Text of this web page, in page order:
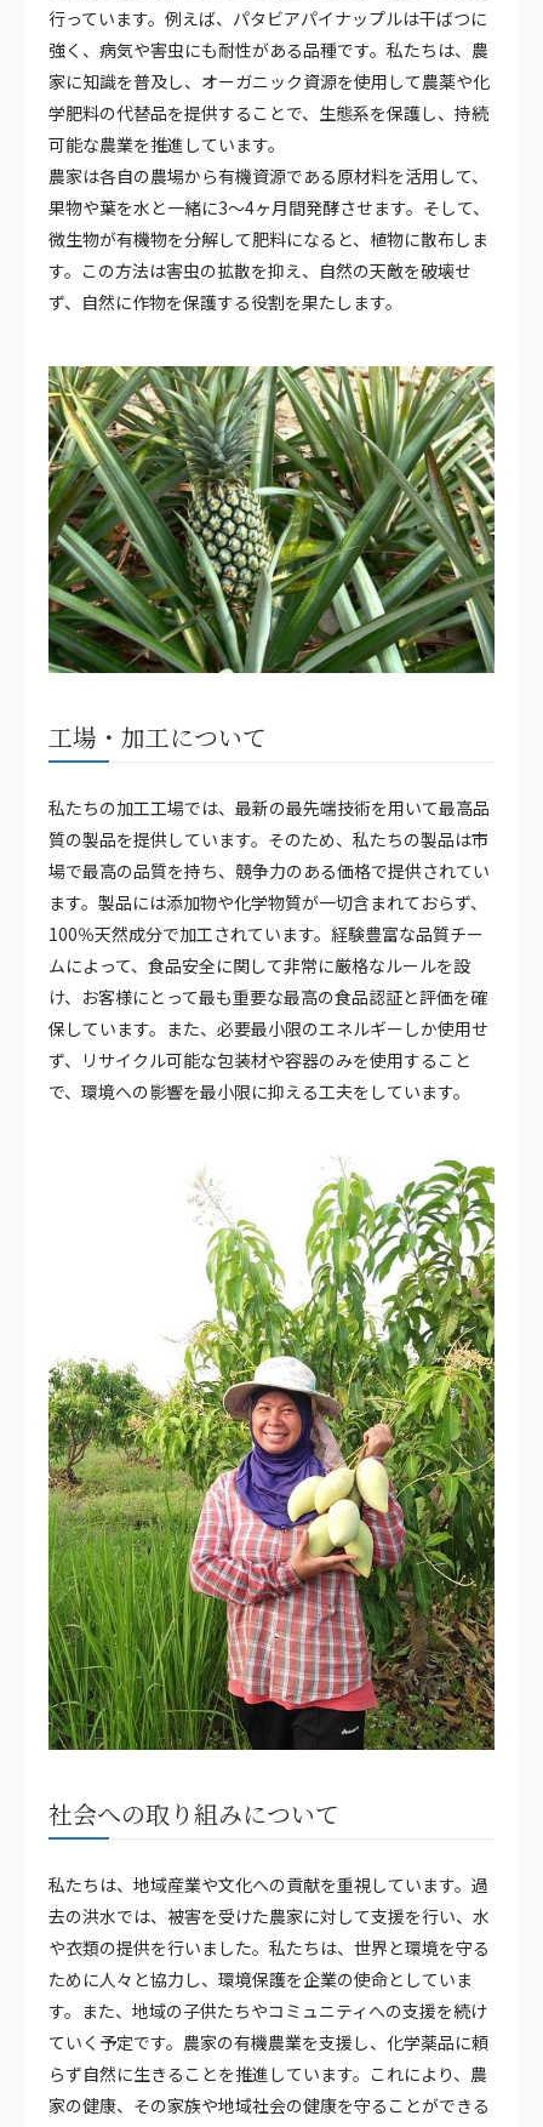
行っています。例えば、パタビアパイナップルは干ばつに
強く、病気や害虫にも耐性がある品種です。私たちは、農
家に知識を普及し、オーガニック資源を使用して農薬や化
学肥料の代替品を提供することで、生態系を保護し、持続
可能な農業を推進しています。
農家は各自の農場から有機資源である原材料を活用して、
果物や葉を水と一緒に3〜4ヶ月間発酵させます。そして、
微生物が有機物を分解して肥料になると、植物に散布しま
す。この方法は害虫の拡散を抑え、自然の天敵を破壊せ
ず、自然に作物を保護する役割を果たします。
工場・加工について
私たちの加工工場では、最新の最先端技術を用いて最高品
質の製品を提供しています。そのため、私たちの製品は市
場で最高の品質を持ち、競争力のある価格で提供されてい
ます。製品には添加物や化学物質が一切含まれておらず、
100％天然成分で加工されています。経験豊富な品質チー
ムによって、食品安全に関して非常に厳格なルールを設
け、お客様にとって最も重要な最高の食品認証と評価を確
保しています。また、必要最小限のエネルギーしか使用せ
ず、リサイクル可能な包装材や容器のみを使用すること
で、環境への影響を最小限に抑える工夫をしています。
社会への取り組みについて
私たちは、地域産業や文化への貢献を重視しています。過
去の洪水では、被害を受けた農家に対して支援を行い、水
や衣類の提供を行いました。私たちは、世界と環境を守る
ために人々と協力し、環境保護を企業の使命としていま
す。また、地域の子供たちやコミュニティへの支援を続け
ていく予定です。農家の有機農業を支援し、化学薬品に頼
らず自然に生きることを推進しています。これにより、農
家の健康、その家族や地域社会の健康を守ることができる